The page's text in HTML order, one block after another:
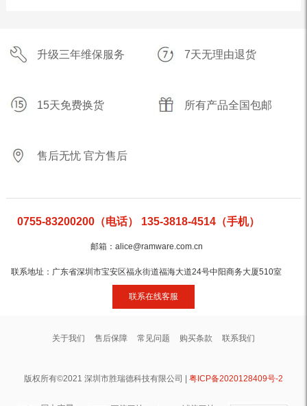
升级三年维保服务 7天无理由退货
15天免费换货 所有产品全国包邮
售后无忧 官方售后
0755-83200200（电话） 135-3818-4514（手机）
邮箱：alice@ramware.com.cn
联系地址：广东省深圳市宝安区福永街道福海大道24号中阳商务大厦510室
联系在线客服
关于我们 售后保障 常见问题 购买条款 联系我们
版权所有©2021 深圳市胜瑞德科技有限公司 | 粤ICP备2020128409号-2